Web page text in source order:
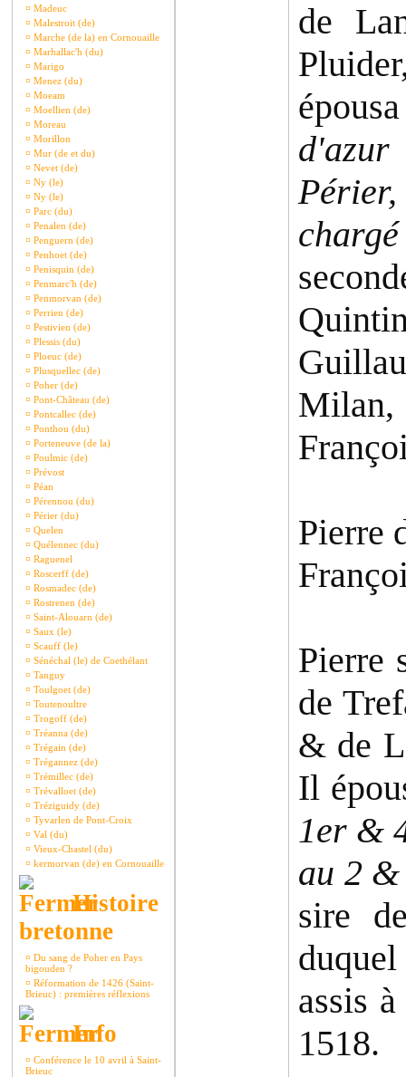
¤ Madeuc
¤ Malestroit (de)
¤ Marche (de la) en Cornouaille
¤ Marhallac'h (du)
¤ Marigo
¤ Menez (du)
¤ Moeam
¤ Moellien (de)
¤ Moreau
¤ Morillon
¤ Mur (de et du)
¤ Nevet (de)
¤ Ny (le)
¤ Ny (le)
¤ Parc (du)
¤ Penalen (de)
¤ Penguern (de)
¤ Penhoet (de)
¤ Penisquin (de)
¤ Penmarc'h (de)
¤ Penmorvan (de)
¤ Perrien (de)
¤ Pestivien (de)
¤ Plessis (du)
¤ Ploeuc (de)
¤ Plusquellec (de)
¤ Poher (de)
¤ Pont-Château (de)
¤ Pontcallec (de)
¤ Ponthou (du)
¤ Porteneuve (de la)
¤ Poulmic (de)
¤ Prévost
¤ Péan
¤ Pérennou (du)
¤ Périer (du)
¤ Quelen
¤ Quélennec (du)
¤ Raguenel
¤ Roscerff (de)
¤ Rosmadec (de)
¤ Rostrenen (de)
¤ Saint-Alouarn (de)
¤ Saux (le)
¤ Scauff (le)
¤ Sénéchal (le) de Coethélant
¤ Tanguy
¤ Toulgoet (de)
¤ Toutenoultre
¤ Trogoff (de)
¤ Tréanna (de)
¤ Trégain (de)
¤ Trégannez (de)
¤ Trémillec (de)
¤ Trévalloet (de)
¤ Tréziguidy (de)
¤ Tyvarlen de Pont-Croix
¤ Val (du)
¤ Vieux-Chastel (du)
¤ kermorvan (de) en Cornouaille
Histoire
bretonne
¤ Du sang de Poher en Pays
bigouden ?
¤ Réformation de 1426 (Saint-
Brieuc) : premières réflexions
Info
¤ Conférence le 10 avril à Saint-
Brieuc
de
Milan,
Pierre
Pierre
de
& de
Il
1er &
au 2
sire
assis
1518.